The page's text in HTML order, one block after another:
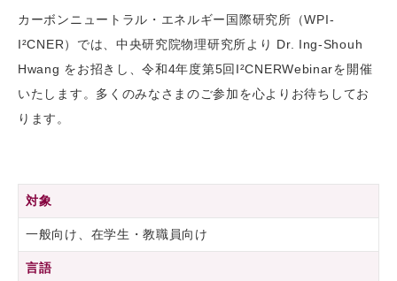
カーボンニュートラル・エネルギー国際研究所（WPI-
I²CNER）では、中央研究院物理研究所より Dr. Ing-Shouh
Hwang をお招きし、令和4年度第5回I²CNERWebinarを開催
いたします。多くのみなさまのご参加を心よりお待ちしてお
ります。
対象
一般向け、在学生・教職員向け
言語